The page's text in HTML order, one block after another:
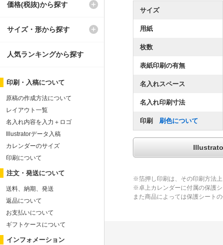
サイズ
用紙
枚数
表紙印刷の有無
名入れスペース
名入れ印刷寸法
印刷 刷色について
※箔押し印刷は、その印刷方法
※卓上カレンダーに付属の保護
また商品によっては保護シート
価格(税抜)から探す
サイズ・形から探す
人気ランキングから探す
印刷・入稿について
原稿の作成方法について
レイアウト一覧
名入れ内容を入力＋ロゴ
Illustratorデータ入稿
カレンダーのサイズ
印刷について
注文・発送について
送料、納期、発送
返品について
お支払いについて
ギフトケースについて
インフォメーション